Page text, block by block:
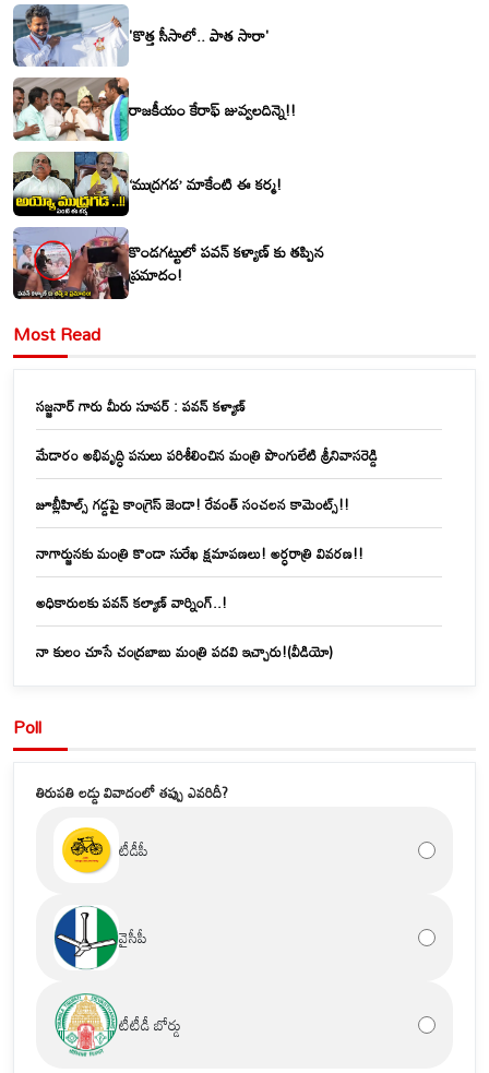
'కొత్త సీసాలో.. పాత సారా'
రాజకీయం కేరాఫ్ జువ్వలదిన్నె!!
‘ముద్రగడ’ మాకేంటి ఈ కర్మ!
కొండగట్టులో పవన్ కళ్యాణ్ కు తప్పిన
ప్రమాదం!
Most Read
సజ్జనార్ గారు మీరు సూపర్ : పవన్ కళ్యాణ్
మేడారం అభివృద్ధి పనులు పరిశీలించిన మంత్రి పొంగులేటి శ్రీనివాసరెడ్డి
జూబ్లీహిల్స్‌ గడ్డపై కాంగ్రెస్ జెండా! రేవంత్ సంచలన కామెంట్స్!!
నాగార్జునకు మంత్రి కొండా సురేఖ క్షమాపణలు! అర్ధరాత్రి వివరణ!!
అధికారులకు పవన్ కల్యాణ్ వార్నింగ్..!
నా కులం చూసే చంద్రబాబు మంత్రి పదవి ఇచ్చారు!(వీడియో)
Poll
తిరుపతి లడ్డు వివాదంలో తప్పు ఎవరిదీ?
టీడీపీ
వైసీపీ
టీటీడీ బోర్డు